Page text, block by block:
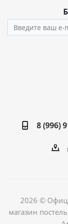
8 (996)
2026 ©
магазин